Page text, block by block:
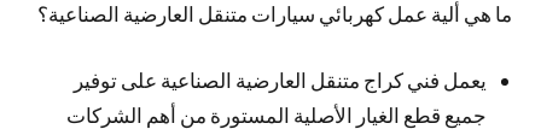
ما هي ألية عمل كهربائي سيارات متنقل العارضية الصناعية؟
يعمل فني كراج متنقل العارضية الصناعية على توفير
جميع قطع الغيار الأصلية المستورة من أهم الشركات